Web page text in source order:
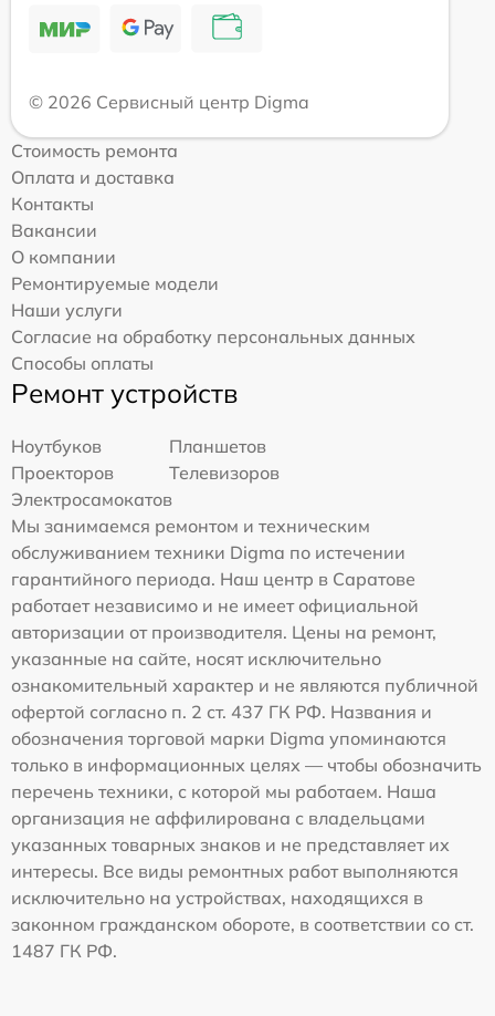
© 2026 Сервисный центр Digma
Стоимость ремонта
Оплата и доставка
Контакты
Вакансии
О компании
Ремонтируемые модели
Наши услуги
Согласие на обработку персональных данных
Способы оплаты
Ремонт устройств
Ноутбуков
Планшетов
Проекторов
Телевизоров
Электросамокатов
Мы занимаемся ремонтом и техническим
обслуживанием техники Digma по истечении
гарантийного периода. Наш центр в Саратове
работает независимо и не имеет официальной
авторизации от производителя. Цены на ремонт,
указанные на сайте, носят исключительно
ознакомительный характер и не являются публичной
офертой согласно п. 2 ст. 437 ГК РФ. Названия и
обозначения торговой марки Digma упоминаются
только в информационных целях — чтобы обозначить
перечень техники, с которой мы работаем. Наша
организация не аффилирована с владельцами
указанных товарных знаков и не представляет их
интересы. Все виды ремонтных работ выполняются
исключительно на устройствах, находящихся в
законном гражданском обороте, в соответствии со ст.
1487 ГК РФ.